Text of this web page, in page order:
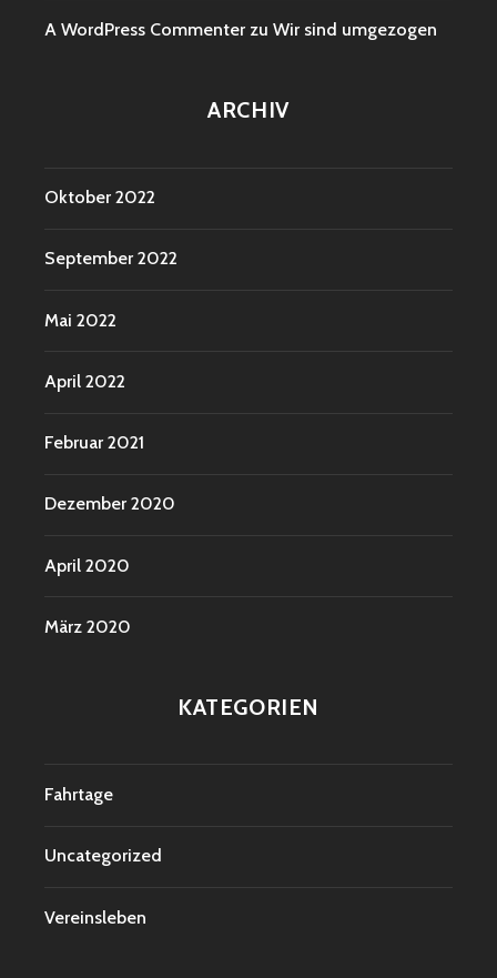
A WordPress Commenter zu Wir sind umgezogen
ARCHIV
Oktober 2022
September 2022
Mai 2022
April 2022
Februar 2021
Dezember 2020
April 2020
März 2020
KATEGORIEN
Fahrtage
Uncategorized
Vereinsleben